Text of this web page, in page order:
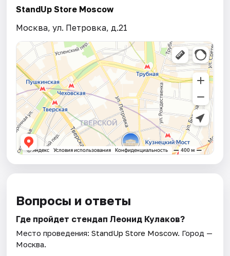
StandUp Store Moscow
Москва, ул. Петровка, д.21
Вопросы и ответы
Где пройдет стендап Леонид Кулаков?
Место проведения:StandUp Store Moscow. Город —
Москва.